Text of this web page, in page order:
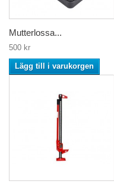
Mutterlossa...
500 kr
Lägg till i varukorgen